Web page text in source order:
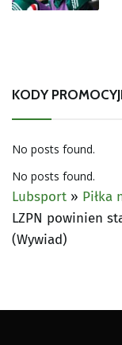
KODY
No posts found.
No posts found.
Lubsport » Piłka
LZPN powinien
(Wywiad)